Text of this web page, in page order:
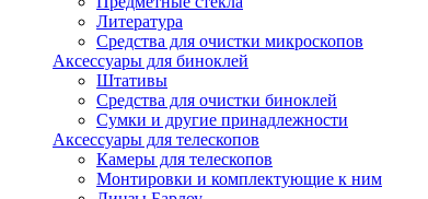
Литература
Средства для очистки микроскопов
Аксессуары для биноклей
Штативы
Средства для очистки биноклей
Сумки и другие принадлежности
Аксессуары для телескопов
Камеры для телескопов
Монтировки и комплектующие к ним